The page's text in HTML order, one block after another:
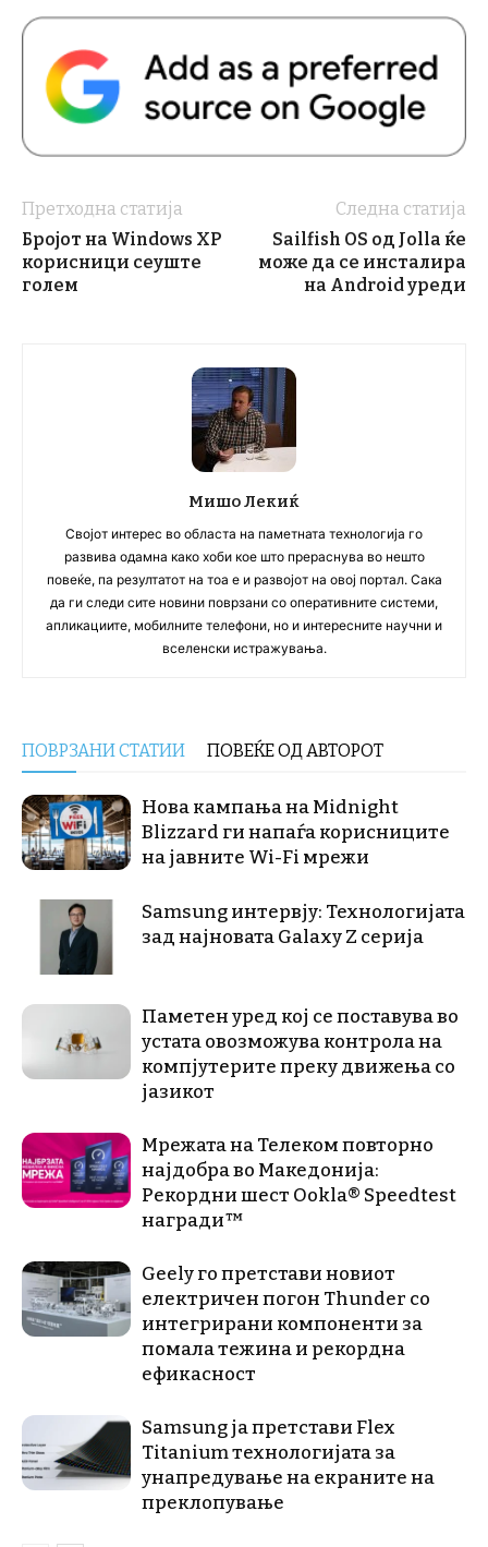
Претходна статија
Бројот на Windows XP
корисници сеуште
голем
Следна статија
Sailfish OS од Jolla ќе
може да се инсталира
на Android уреди
Мишо Лекиќ
Својот интерес во областа на паметната технологија го
развива одамна како хоби кое што прераснува во нешто
повеќе, па резултатот на тоа е и развојот на овој портал. Сака
да ги следи сите новини поврзани со оперативните системи,
апликациите, мобилните телефони, но и интересните научни и
вселенски истражувања.
ПОВРЗАНИ СТАТИИ ПОВЕЌЕ ОД АВТОРОТ
Нова кампања на Midnight
Blizzard ги напаѓа корисниците
на јавните Wi-Fi мрежи
Samsung интервју: Технологијата
зад најновата Galaxy Z серија
Паметен уред кој се поставува во
устата овозможува контрола на
компјутерите преку движења со
јазикот
Мрежата на Телеком повторно
најдобра во Македонија:
Рекордни шест Ookla® Speedtest
награди™
Geely го претстави новиот
електричен погон Thunder со
интегрирани компоненти за
помала тежина и рекордна
ефикасност
Samsung ја претстави Flex
Titanium технологијата за
унапредување на екраните на
преклопување